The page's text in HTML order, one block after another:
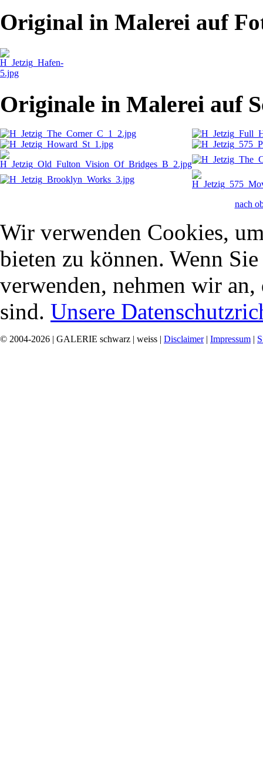
Original in Malerei auf
Originale in Malerei auf
nach
Wir verwenden Cookies,
bieten zu können. Wenn
verwenden, nehmen wir
sind. Unsere
© 2004-2026 | GALERIE schwarz | weiss | Disclaimer| Impressum |